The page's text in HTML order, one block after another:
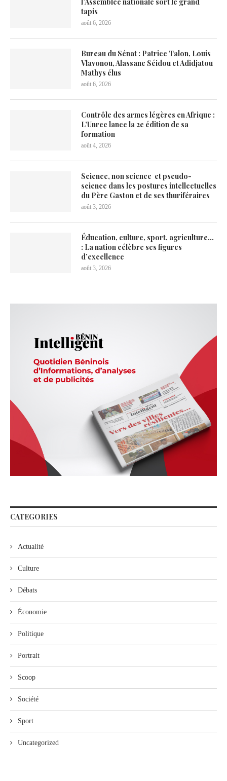
tapis
août 6, 2026
Bureau du Sénat : Patrice Talon, Louis
Vlavonou, Alassane Séidou et Adidjatou
Mathys élus
août 6, 2026
Contrôle des armes légères en Afrique :
L’Unrec lance la 2e édition de sa
formation
août 4, 2026
Science, non science et pseudo-
science dans les postures intellectuelles
du Père Gaston et de ses thuriféraires
août 3, 2026
Éducation, culture, sport, agriculture…
: La nation célèbre ses figures
d’excellence
août 3, 2026
CATEGORIES
Actualité
Culture
Débats
Économie
Politique
Portrait
Scoop
Société
Sport
Uncategorized